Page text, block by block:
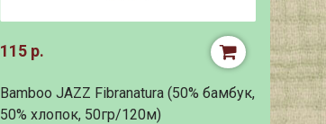
115 р.
Bamboo JAZZ Fibranatura (50% бамбук,
50% хлопок, 50гр/120м)
92 р.
40%